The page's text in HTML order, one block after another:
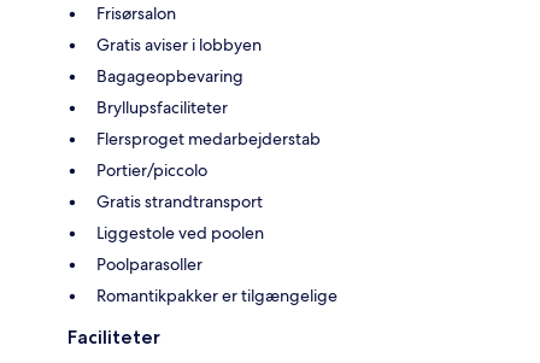
Frisørsalon
Gratis aviser i lobbyen
Bagageopbevaring
Bryllupsfaciliteter
Flersproget medarbejderstab
Portier/piccolo
Gratis strandtransport
Liggestole ved poolen
Poolparasoller
Romantikpakker er tilgængelige
Faciliteter